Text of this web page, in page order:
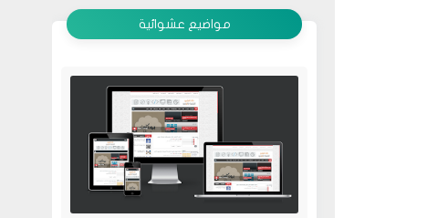
مواضيع عشوائية